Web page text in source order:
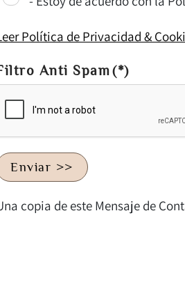
Política de Privacidad &
Anti Spam(*)
Enviar >>
copia de este Mensaje de